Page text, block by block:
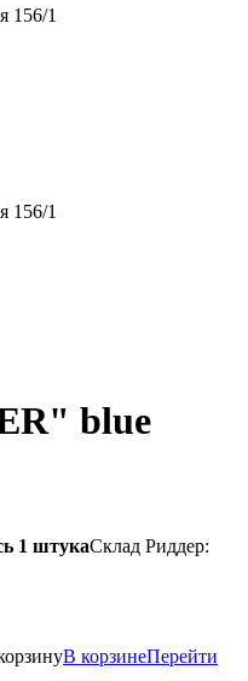
156/1
156/1
blue
1 штукаСклад Риддер:
В корзинеПерейти